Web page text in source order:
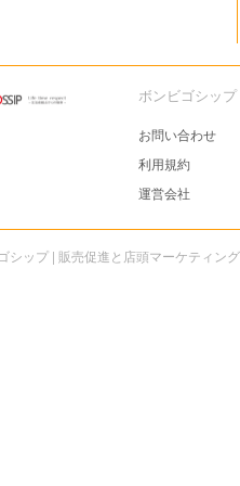
ボンビゴシップ
お問い合わせ
利用規約
運営会社
シップ | 販売促進と店頭マーケティン